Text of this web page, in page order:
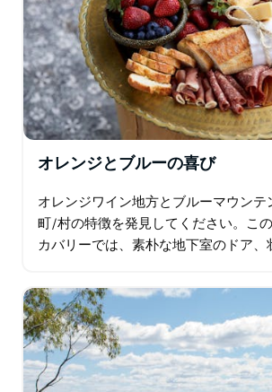
オレンジとブルーの喜び
オレンジワイン地方とブルーマウンテ
町/村の特徴を発見してください。こ
カバリーでは、素朴な地下室のドア、
ストランを訪れ、地元のブティックを